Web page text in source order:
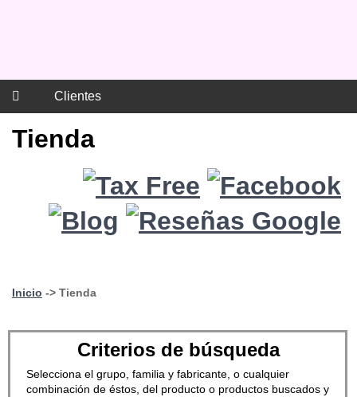
Clientes
Tienda
Inicio -> Tienda
Criterios de búsqueda
Selecciona el grupo, familia y fabricante, o cualquier
combinación de éstos, del producto o productos buscados y